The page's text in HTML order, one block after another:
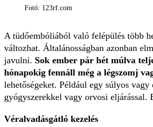
Fotó: 123rf.com
A tüdőembóliából való felépülés több
változhat. Általánosságban azonban
javulni. Sok ember pár hét múlva
hónapokig fennáll még a légszomj
lehetőségeket. Például egy súlyos
gyógyszerekkel vagy orvosi eljárással.
Véralvadásgátló kezelés